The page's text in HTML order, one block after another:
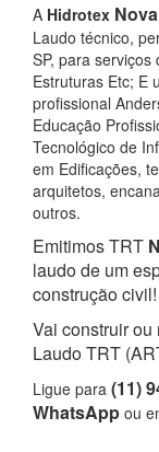
A Hidrotex
Laudo técnico,
SP, para serviços
Estruturas Etc; E
profissional
Educação
Tecnológico de
em Edificações,
arquitetos,
outros.
Emitimos TRT
laudo de um
construção civil!
Vai construir
Laudo TRT
Ligue para (11)
WhatsApp ou